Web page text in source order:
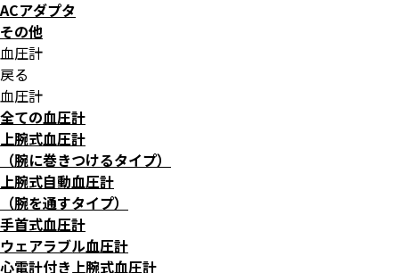
ACアダプタ
その他
血圧計
戻る
血圧計
全ての血圧計
上腕式血圧計
（腕に巻きつけるタイプ）
上腕式自動血圧計
（腕を通すタイプ）
手首式血圧計
ウェアラブル血圧計
心電計付き上腕式血圧計